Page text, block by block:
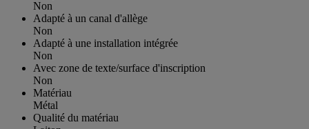
Non
Adapté à un canal d'allège
Non
Adapté à une installation intégrée
Non
Avec zone de texte/surface d'inscription
Non
Matériau
Métal
Qualité du matériau